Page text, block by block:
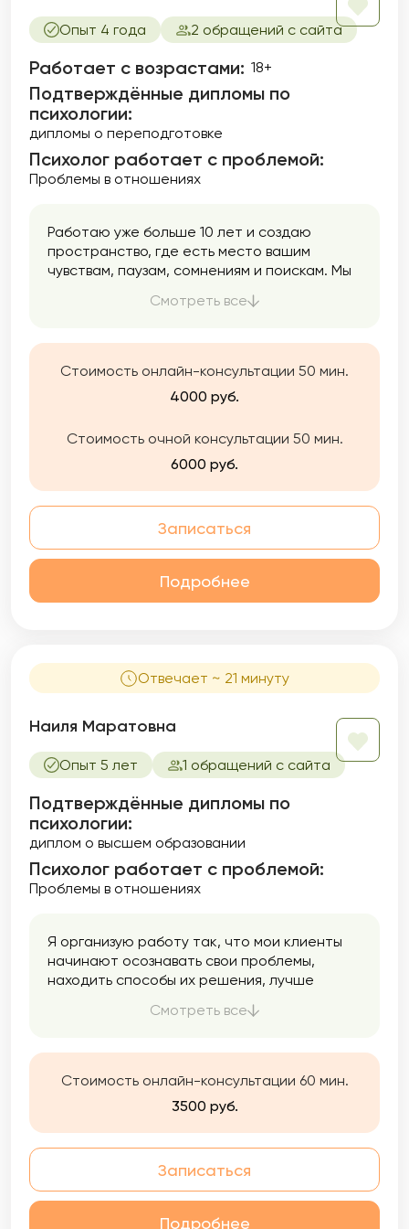
помнить, что решая свои внутренние
трудности, вы автоматически наводите
мосты для разрешения своих внешних
Опыт 4 года 2 обращений с сайта
Работает с возрастами: 18+
Подтверждённые дипломы по
психологии:
дипломы о переподготовке
Психолог работает с проблемой:
Проблемы в отношениях
Работаю уже больше 10 лет и создаю
пространство, где есть место вашим
чувствам, паузам, сомнениям и поискам. Мы
аккуратно, без давления. Моя задача —
Смотреть все
Стоимость онлайн-консультации 50 мин.
4000 руб.
Стоимость очной консультации 50 мин.
6000 руб.
Записаться
Подробнее
Отвечает ~ 21 минуту
Наиля Маратовна
Опыт 5 лет 1 обращений с сайта
Подтверждённые дипломы по
психологии:
диплом о высшем образовании
Психолог работает с проблемой:
Проблемы в отношениях
Я организую работу так, что мои клиенты
начинают осознавать свои проблемы,
находить способы их решения, лучше
дальнейших изменений и принятия себя и
Смотреть все
Стоимость онлайн-консультации 60 мин.
3500 руб.
Записаться
Подробнее